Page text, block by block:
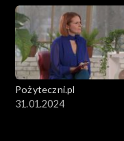
Pożyteczni.pl
31.01.2024